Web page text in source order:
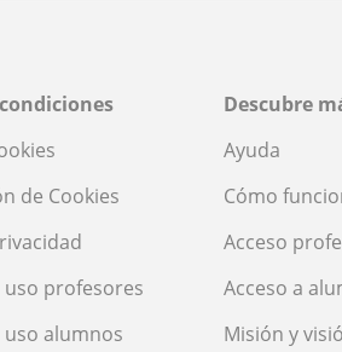
de Cookies
uso profesores
alumnos
Descubre
Ayuda
Cómo
Acceso
Acceso a
Misión y